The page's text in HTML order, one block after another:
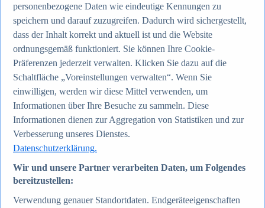
Zum Report
Internet
Beliebte Statistiken
Aktuelle Statistiken
Anzahl der Social-Media-Nutzer weltweit 2012-2025
Social Networks mit den meisten Nutzern weltweit
2025
Soziale Netzwerke in Deutschland nach Generationen
2025
Instagram - Nutzung nach Alter und Geschlecht in
Deutschland 2025
Podcasts - Nutzung 2016-2025
Internet
Themen
Weitere Themen
Social Media - Daten & Fakten
TikTok - Daten & Fakten
Top Report
personenbezogene Daten wie eindeutige Kennungen zu
speichern und darauf zuzugreifen. Dadurch wird sichergestellt,
dass der Inhalt korrekt und aktuell ist und die Website
ordnungsgemäß funktioniert. Sie können Ihre Cookie-
Präferenzen jederzeit verwalten. Klicken Sie dazu auf die
Schaltfläche „Voreinstellungen verwalten“. Wenn Sie
einwilligen, werden wir diese Mittel verwenden, um
Informationen über Ihre Besuche zu sammeln. Diese
Informationen dienen zur Aggregation von Statistiken und zur
Verbesserung unseres Dienstes.
Datenschutzerklärung.
Wir und unsere Partner verarbeiten Daten, um Folgendes
bereitzustellen:
Verwendung genauer Standortdaten. Endgeräteeigenschaften